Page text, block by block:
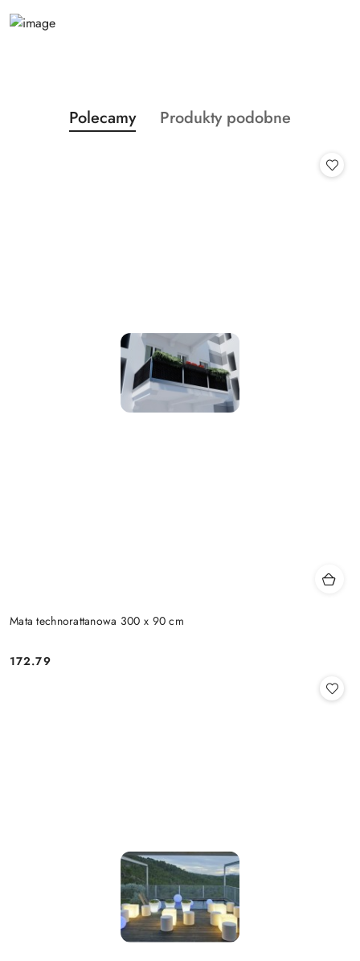
Pomiń karuzelę produktów
Produkty
o
Polecamy
Produkty
Produkty podobne
Mata technorattanowa 300 x 90 cm
Cena:
172.79